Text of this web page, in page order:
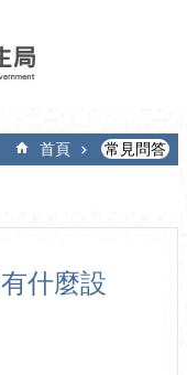
首頁 常見問答
什麼設